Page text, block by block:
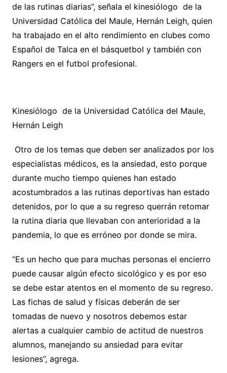
de las rutinas diarias”, señala el kinesiólogo de la
Universidad Católica del Maule, Hernán Leigh, quien
ha trabajado en el alto rendimiento en clubes como
Español de Talca en el básquetbol y también con
Rangers en el futbol profesional.
Kinesiólogo de la Universidad Católica del Maule,
Hernán Leigh
Otro de los temas que deben ser analizados por los
especialistas médicos, es la ansiedad, esto porque
durante mucho tiempo quienes han estado
acostumbrados a las rutinas deportivas han estado
detenidos, por lo que a su regreso querrán retomar
la rutina diaria que llevaban con anterioridad a la
pandemia, lo que es erróneo por donde se mira.
“Es un hecho que para muchas personas el encierro
puede causar algún efecto sicológico y es por eso
se debe estar atentos en el momento de su regreso.
Las fichas de salud y físicas deberán de ser
tomadas de nuevo y nosotros debemos estar
alertas a cualquier cambio de actitud de nuestros
alumnos, manejando su ansiedad para evitar
lesiones”, agrega.